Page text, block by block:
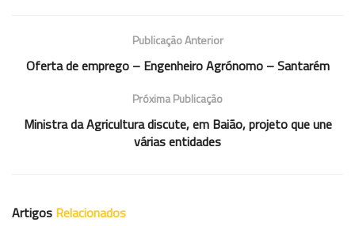
Publicação Anterior
Oferta de emprego – Engenheiro Agrónomo – Santarém
Próxima Publicação
Ministra da Agricultura discute, em Baião, projeto que une
várias entidades
Artigos Relacionados